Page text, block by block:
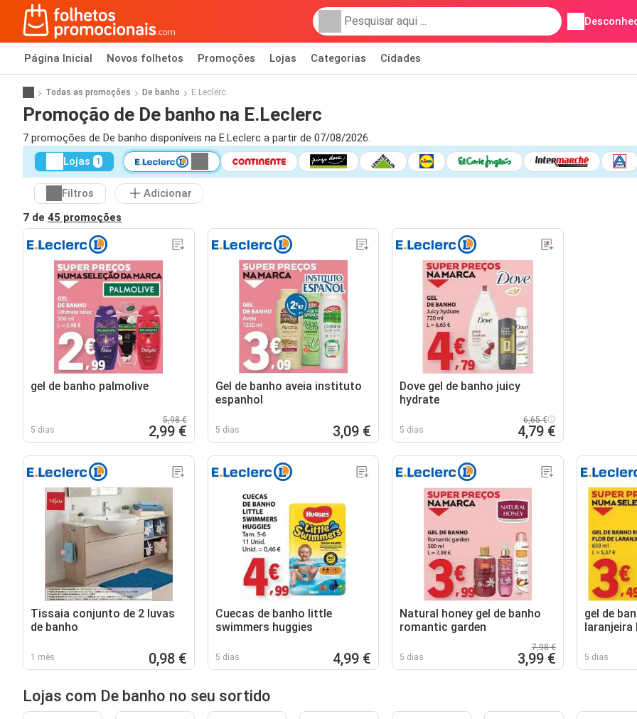
Página Inicial Novos folhetos Promoções Lojas Categorias Cidades
Todas as promoções De banho E.Leclerc
Promoção de De banho na E.Leclerc
7 promoções de De banho disponíveis na E.Leclerc a partir de 07/08/2026.
Lojas 1
Filtros
Adicionar
7 de 45 promoções
gel de banho palmolive
5 dias
5,98 €
2,99 €
Gel de banho aveia instituto
espanhol
5 dias 3,09 €
Dove gel de banho juicy
hydrate
5 dias
6,65 €
4,79 €
Tissaia conjunto de 2 luvas
de banho
1 mês 0,98 €
Cuecas de banho little
swimmers huggies
5 dias 4,99 €
Natural honey gel de banho
romantic garden
5 dias
7,98 €
3,99 €
gel de
laranjeira
5 dias
Lojas com De banho no seu sortido